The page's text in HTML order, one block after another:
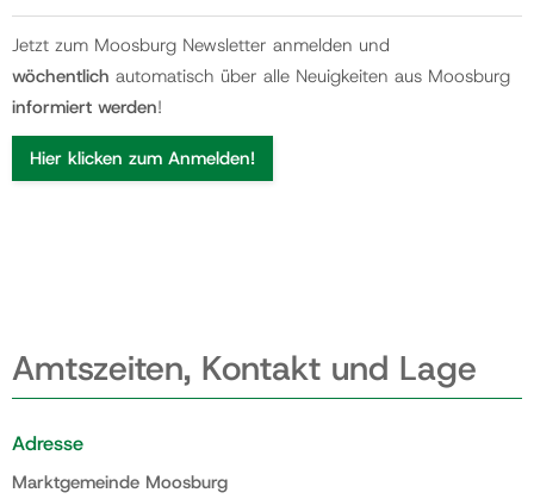
Jetzt zum Moosburg Newsletter anmelden und
wöchentlich automatisch über alle Neuigkeiten aus Moosburg
informiert werden!
Hier klicken zum Anmelden!
Amtszeiten, Kontakt und Lage
Adresse
Marktgemeinde Moosburg